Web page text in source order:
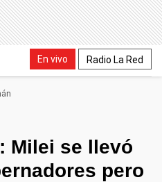
En vivo Radio La Red
Milei se llevó
pero